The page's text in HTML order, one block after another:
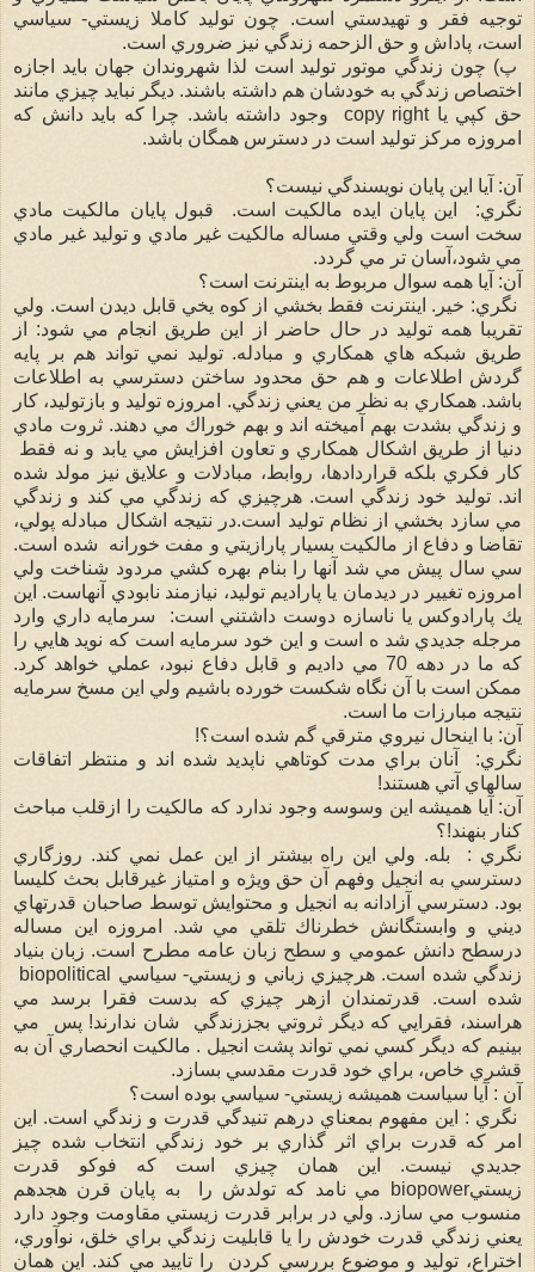
توجيه فقر و تهيدستي است. چون توليد كاملا زيستي- سياسي
است، پاداش و حق الزحمه زندگي نيز ضروري است.
پ) چون زندگي موتور توليد است لذا شهروندان جهان بايد اجازه
اختصاص زندگي به خودشان هم داشته باشند. ديگر نبايد چيزي مانند
حق كپي يا copy right وجود داشته باشد. چرا كه بايد دانش كه
امروزه مركز توليد است در دسترس همگان باشد.
آن: آيا اين پايان نويسندگي نيست؟
نگري: اين پايان ايده مالكيت است. قبول پايان مالكيت مادي
سخت است ولي وقتي مساله مالكيت غير مادي و توليد غير مادي
مي شود،آسان تر مي گردد.
آن: آيا همه سوال مربوط به اينترنت است؟
نگري: خير. اينترنت فقط بخشي از كوه يخي قابل ديدن است. ولي
تقريبا همه توليد در حال حاضر از اين طريق انجام مي شود: از
طريق شبكه هاي همكاري و مبادله. توليد نمي تواند هم بر پايه
گردش اطلاعات و هم حق محدود ساختن دسترسي به اطلاعات
باشد. همكاري به نظر من يعني زندگي. امروزه توليد و بازتوليد، كار
و زندگي بشدت بهم آميخته اند و بهم خوراك مي دهند. ثروت مادي
دنيا از طريق اشكال همكاري و تعاون افزايش مي يابد و نه فقط
كار فكري بلكه قراردادها، روابط، مبادلات و علايق نيز مولد شده
اند. توليد خود زندگي است. هرچيزي كه زندگي مي كند و زندگي
مي سازد بخشي از نظام توليد است.در نتيجه اشكال مبادله پولي،
تقاضا و دفاع از مالكيت بسيار پارازيتي و مفت خورانه شده است.
سي سال پيش مي شد آنها را بنام بهره كشي مردود شناخت ولي
امروزه تغيير در ديدمان يا پاراديم توليد، نيازمند نابودي آنهاست. اين
يك پارادوكس يا ناسازه دوست داشتني است: سرمايه داري وارد
مرجله جديدي شد ه است و اين خود سرمايه است كه نويد هايي را
كه ما در دهه 70 مي داديم و قابل دفاع نبود، عملي خواهد كرد.
ممكن است با آن نگاه شكست خورده باشيم ولي اين مسخ سرمايه
نتيجه مبارزات ما است.
آن: با اينحال نيروي مترقي گم شده است؟!
نگري: آنان براي مدت كوتاهي ناپديد شده اند و منتظر اتفاقات
سالهاي آتي هستند!
آن: آيا هميشه اين وسوسه وجود ندارد كه مالكيت را ازقلب مباحث
كنار بنهند!؟
نگري : بله. ولي اين راه بيشتر از اين عمل نمي كند. روزگاري
دسترسي به انجيل وفهم آن حق ويژه و امتياز غيرقابل بحث كليسا
بود. دسترسي آزادانه به انجيل و محتوايش توسط صاحبان قدرتهاي
ديني و وابستگانش خطرناك تلقي مي شد. امروزه اين مساله
درسطح دانش عمومي و سطح زبان عامه مطرح است. زبان بنياد
شده است. قدرتمندان ازهر چيزي كه بدست فقرا برسد مي
هراسند، فقرايي كه ديگر ثروتي بجززندگي شان ندارند! پس مي
بينيم كه ديگر كسي نمي تواند پشت انجيل . مالكيت انحصاري آن به
قشري خاص، براي خود قدرت مقدسي بسازد.
آن : آيا سياست هميشه زيستي- سياسي بوده است؟
نگري : اين مفهوم بمعناي درهم تنيدگي قدرت و زندگي است. اين
امر كه قدرت براي اثر گذاري بر خود زندگي انتخاب شده چيز
جديدي نيست. اين همان چيزي است كه فوكو قدرت
زيستيbiopower مي نامد كه تولدش را به پايان قرن هجدهم
منسوب مي سازد. ولي در برابر قدرت زيستي مقاومت وجود دارد
يعني زندگي قدرت خودش را يا قابليت زندگي براي خلق، نوآوري،
اختراع، توليد و موضوع بررسي كردن را تاييد مي كند. اين همان